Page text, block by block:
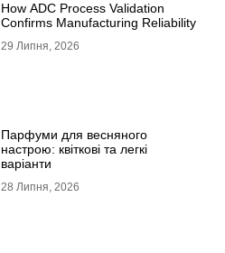
How ADC Process Validation
Confirms Manufacturing Reliability
29 Липня, 2026
Парфуми для весняного
настрою: квіткові та легкі
варіанти
28 Липня, 2026